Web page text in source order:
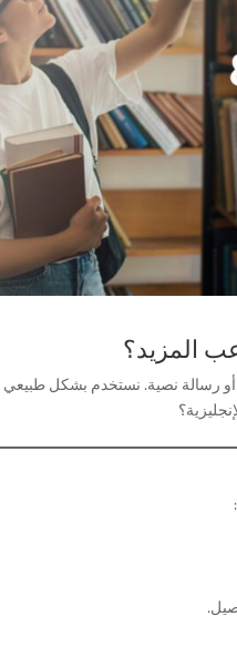
المزيد؟
أو رسالة نصية. نستخدم بشكل